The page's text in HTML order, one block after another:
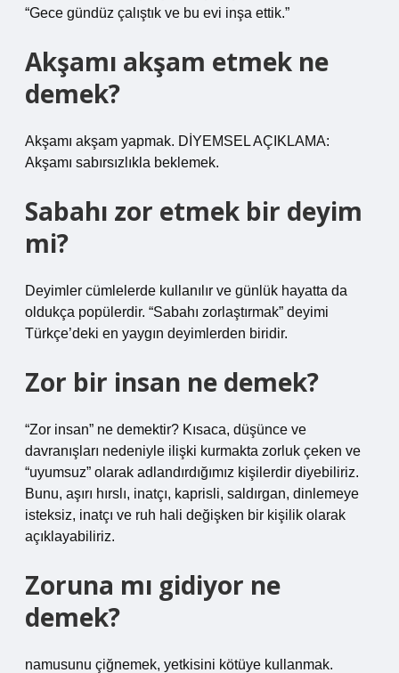
“Gece gündüz çalıştık ve bu evi inşa ettik.”
Akşamı akşam etmek ne
demek?
Akşamı akşam yapmak. DİYEMSEL AÇIKLAMA:
Akşamı sabırsızlıkla beklemek.
Sabahı zor etmek bir deyim
mi?
Deyimler cümlelerde kullanılır ve günlük hayatta da
oldukça popülerdir. “Sabahı zorlaştırmak” deyimi
Türkçe’deki en yaygın deyimlerden biridir.
Zor bir insan ne demek?
“Zor insan” ne demektir? Kısaca, düşünce ve
davranışları nedeniyle ilişki kurmakta zorluk çeken ve
“uyumsuz” olarak adlandırdığımız kişilerdir diyebiliriz.
Bunu, aşırı hırslı, inatçı, kaprisli, saldırgan, dinlemeye
isteksiz, inatçı ve ruh hali değişken bir kişilik olarak
açıklayabiliriz.
Zoruna mı gidiyor ne
demek?
namusunu çiğnemek, yetkisini kötüye kullanmak.